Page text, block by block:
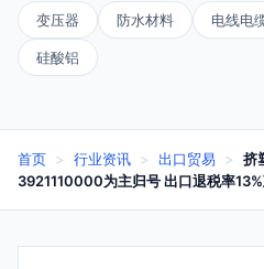
变压器
防水材料 电线电
硅酸铝
首页 > 行业资讯 > 出口贸易 >
挤
3921110000为主归号 出口退税率